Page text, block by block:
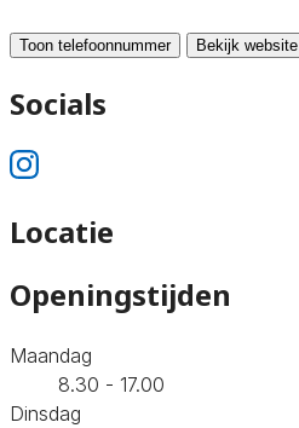
Toon telefoonnummer Bekijk website
Socials
Locatie
Openingstijden
Maandag
8.30 - 17.00
Dinsdag